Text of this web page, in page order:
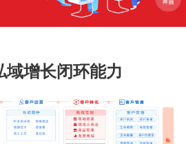
域增长闭环能力